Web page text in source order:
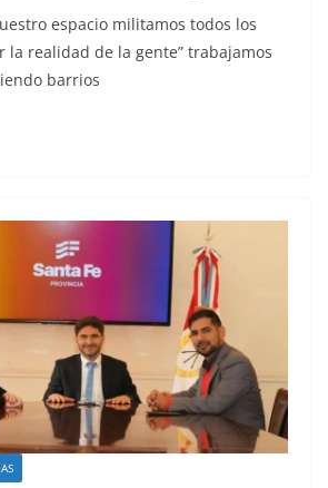
espacio militamos todos los
la realidad de la gente” trabajamos
barrios